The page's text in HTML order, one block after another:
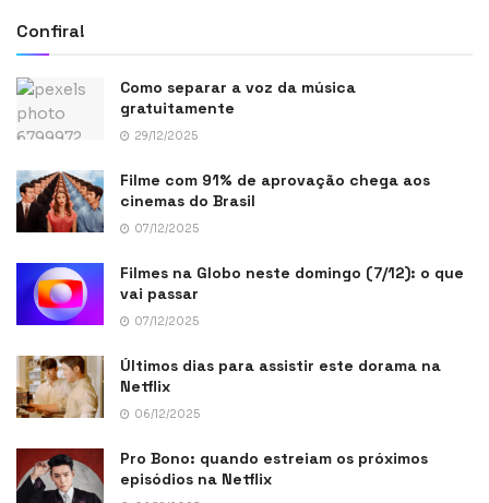
Confira!
Como separar a voz da música
gratuitamente
29/12/2025
Filme com 91% de aprovação chega aos
cinemas do Brasil
07/12/2025
Filmes na Globo neste domingo (7/12): o que
vai passar
07/12/2025
Últimos dias para assistir este dorama na
Netflix
06/12/2025
Pro Bono: quando estreiam os próximos
episódios na Netflix